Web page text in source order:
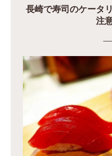
長崎で寿司のケータ
注